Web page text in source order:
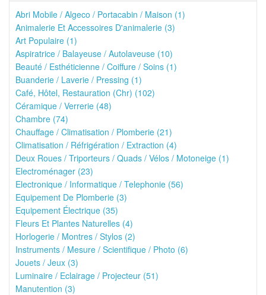
Abri Mobile / Algeco / Portacabin / Maison (1)
Animalerie Et Accessoires D'animalerie (3)
Art Populaire (1)
Aspiratrice / Balayeuse / Autolaveuse (10)
Beauté / Esthéticienne / Coiffure / Soins (1)
Buanderie / Laverie / Pressing (1)
Café, Hôtel, Restauration (Chr) (102)
Céramique / Verrerie (48)
Chambre (74)
Chauffage / Climatisation / Plomberie (21)
Climatisation / Réfrigération / Extraction (4)
Deux Roues / Triporteurs / Quads / Vélos / Motoneige (1)
Electroménager (23)
Electronique / Informatique / Telephonie (56)
Equipement De Plomberie (3)
Equipement Électrique (35)
Fleurs Et Plantes Naturelles (4)
Horlogerie / Montres / Stylos (2)
Instruments / Mesure / Scientifique / Photo (6)
Jouets / Jeux (3)
Luminaire / Eclairage / Projecteur (51)
Manutention (3)